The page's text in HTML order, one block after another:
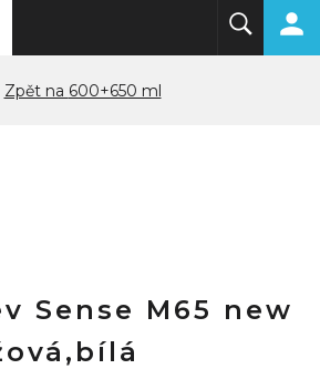
600+650 ml
Sense M65 new